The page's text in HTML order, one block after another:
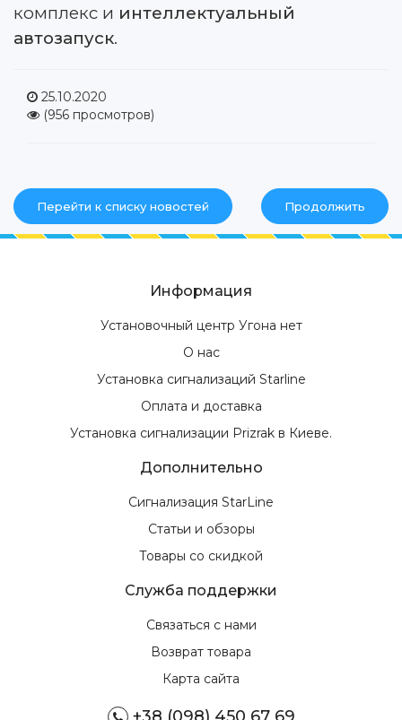
комплекс и интеллектуальный
автозапуск.
25.10.2020
(956 просмотров)
Перейти к списку новостей Продолжить
Информация
Установочный центр Угона нет
О нас
Установка сигнализаций Starline
Оплата и доставка
Установка сигнализации Prizrak в Киеве.
Дополнительно
Сигнализация StarLine
Статьи и обзоры
Товары со скидкой
Служба поддержки
Связаться с нами
Возврат товара
Карта сайта